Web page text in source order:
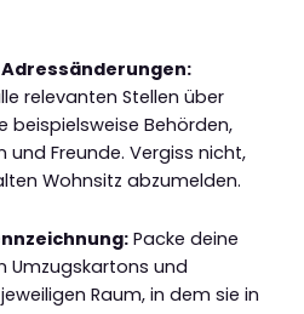
relevanten Stellen über
beispielsweise Behörden,
und Freunde. Vergiss nicht,
Wohnsitz abzumelden.
Packe deine
Umzugskartons und
Raum, in dem sie in